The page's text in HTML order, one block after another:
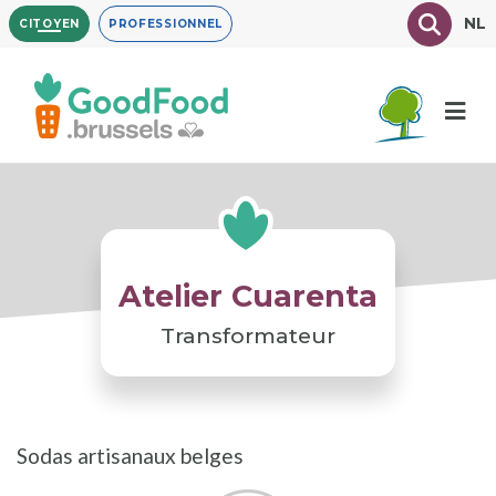
Aller
au
contenu
principal
CITOYEN PROFESSIONNEL TexteNL
Atelier Cuarenta
Transformateur
Sodas artisanaux belges